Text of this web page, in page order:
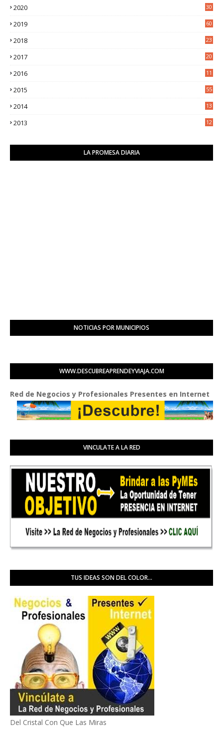
2020
30
2019 60
2018
23
2017
20
2016
11
2015 55
2014
13
2013
12
LA PROMESA DIARIA
NOTICIAS POR MUNICIPIOS
WWW.DESCUBREAPRENDEYVIAJA.COM
Negocios y Profesionales Presentes en Internet
VINCULATE A LA RED
TUS IDEAS SON DEL COLOR...
Del Cristal Con Que Las Miras